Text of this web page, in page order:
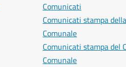
Comunicati
Comunicati stampa
Comunale
Comunicati stampa del
Comunale